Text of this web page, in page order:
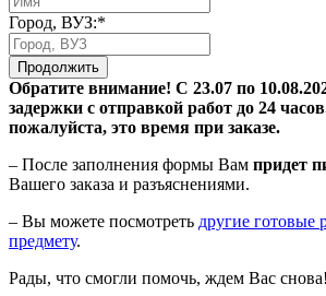
Город, ВУЗ:*
Продолжить
Обратите внимание! С 23.07 по
задержки с отправкой работ до 24
пожалуйста, это время при заказе.
– После заполнения формы Вам придет
Вашего заказа и разъяснениями.
– Вы можете посмотреть другие готовые
предмету.
Рады, что смогли помочь, ждем Вас снова!